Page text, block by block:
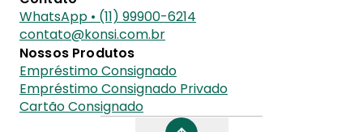
WhatsApp • (11) 99900-6214
contato@konsi.com.br
Nossos Produtos
Empréstimo Consignado
Empréstimo Consignado Privado
Cartão Consignado